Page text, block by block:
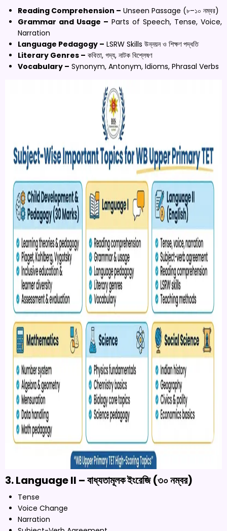
Reading Comprehension – Unseen Passage (৮–১০ নম্বর)
Grammar and Usage – Parts of Speech, Tense, Voice,
Narration
Language Pedagogy – LSRW Skills উন্নয়ন ও শিক্ষণ পদ্ধতি
Literary Genres – কবিতা, গদ্য, নাটক বিশ্লেষণ
Vocabulary – Synonym, Antonym, Idioms, Phrasal Verbs
3. Language II – বাধ্যতামূলক ইংরেজি (৩০ নম্বর)
Tense
Voice Change
Narration